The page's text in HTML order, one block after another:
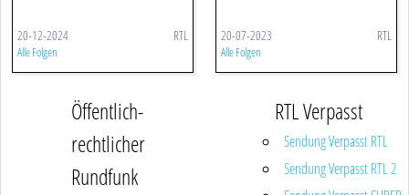
20-12-2024 RTL
Alle Folgen
20-07-2023 RTL
Alle Folgen
Öffentlich-
rechtlicher
Rundfunk
RTL Verpasst
Sendung Verpasst RTL
Sendung Verpasst RTL 2